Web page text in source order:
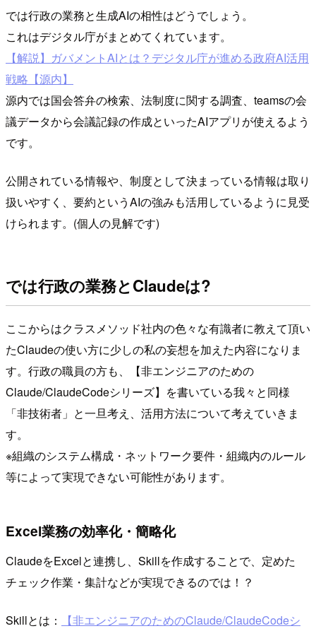
では行政の業務と生成AIの相性はどうでしょう。
これはデジタル庁がまとめてくれています。
【解説】ガバメントAIとは？デジタル庁が進める政府AI活用
戦略【源内】
源内では国会答弁の検索、法制度に関する調査、teamsの会
議データから会議記録の作成といったAIアプリが使えるよう
です。
公開されている情報や、制度として決まっている情報は取り
扱いやすく、要約というAIの強みも活用しているように見受
けられます。(個人の見解です)
では行政の業務とClaudeは?
ここからはクラスメソッド社内の色々な有識者に教えて頂い
たClaudeの使い方に少しの私の妄想を加えた内容になりま
す。行政の職員の方も、【非エンジニアのための
Claude/ClaudeCodeシリーズ】を書いている我々と同様
「非技術者」と一旦考え、活用方法について考えていきま
す。
※組織のシステム構成・ネットワーク要件・組織内のルール
等によって実現できない可能性があります。
Excel業務の効率化・簡略化
ClaudeをExcelと連携し、Skillを作成することで、定めた
チェック作業・集計などが実現できるのでは！？
Skillとは： 【非エンジニアのためのClaude/ClaudeCodeシ